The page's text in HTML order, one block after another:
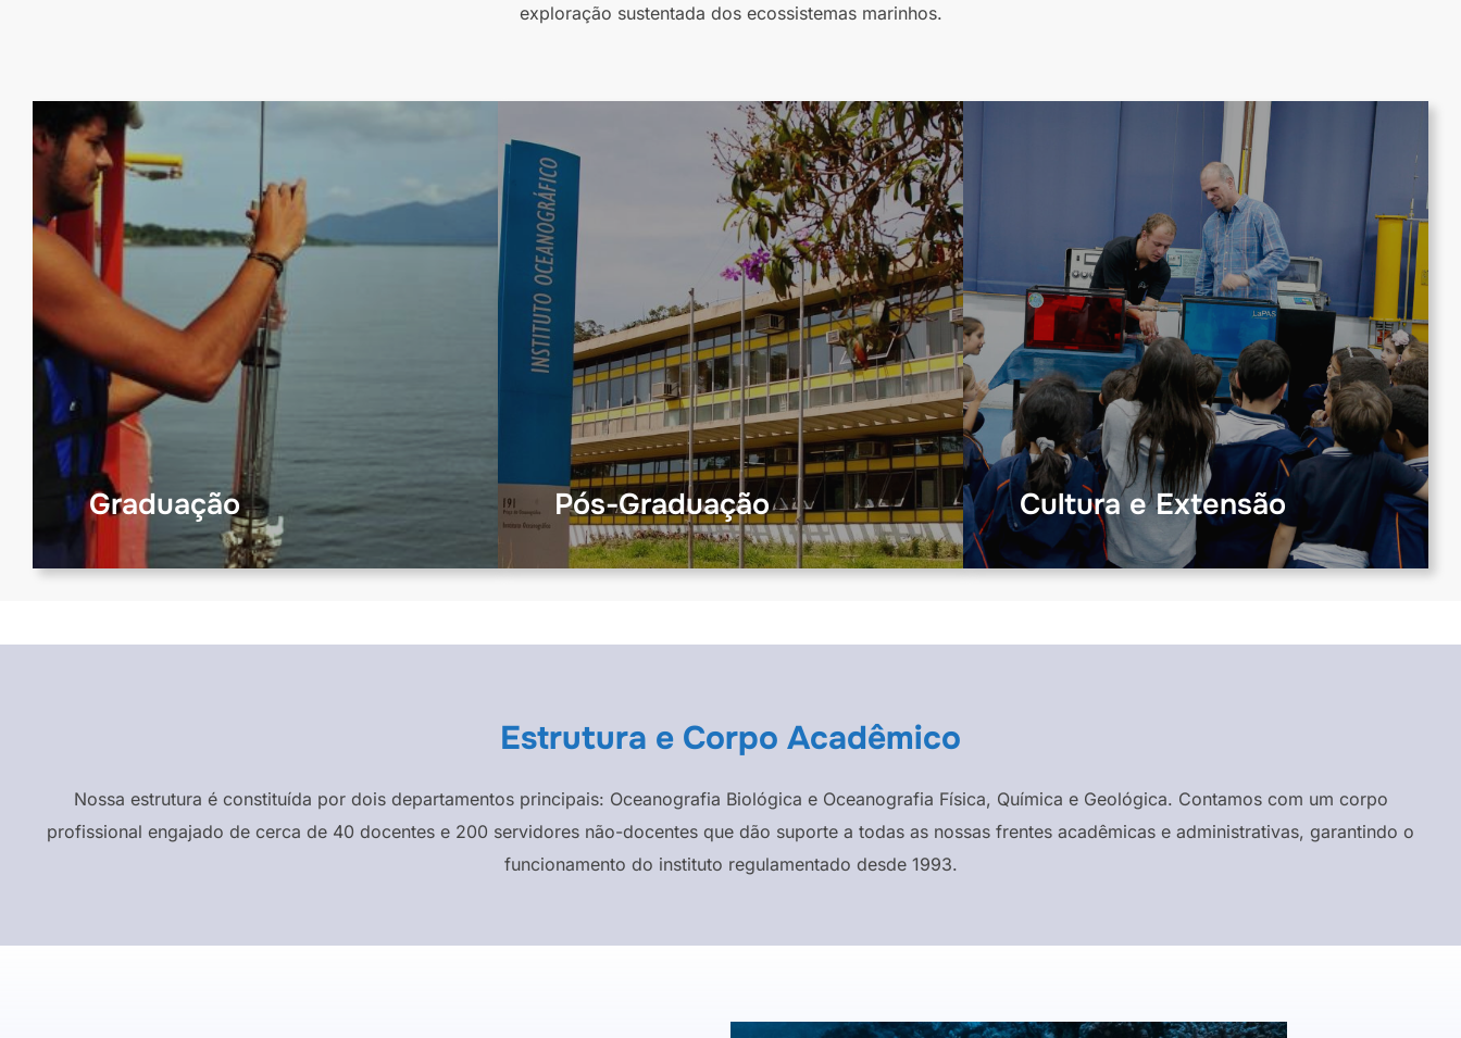
exploração sustentada dos ecossistemas marinhos.
Graduação Pós-Graduação Cultura e Extensão
Estrutura e Corpo Acadêmico
Nossa estrutura é constituída por dois departamentos principais: Oceanografia Biológica e Oceanografia Física, Química e Geológica. Contamos com um corpo
profissional engajado de cerca de 40 docentes e 200 servidores não-docentes que dão suporte a todas as nossas frentes acadêmicas e administrativas, garantindo o
funcionamento do instituto regulamentado desde 1993.